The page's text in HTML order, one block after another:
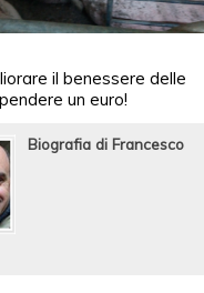
il benessere delle
un euro!
Biografia di Francesco